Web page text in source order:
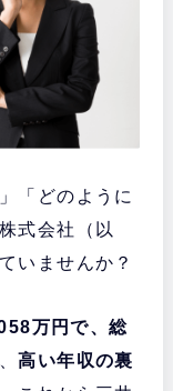
「どのように
式会社（以
いませんか？
万円で、総
高い年収の裏